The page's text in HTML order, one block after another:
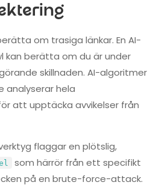
om trasiga länkar. En AI-
kan berätta om du är under
skillnaden. AI-algoritmer
analyserar hela
att upptäcka avvikelser från
flaggar en plötslig,
som härrör från ett specifikt
på en brute-force-attack.